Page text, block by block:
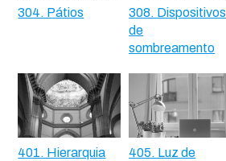
304. Pátios
308. Dispositivos
de
sombreamento
401. Hierarquia
405. Luz de